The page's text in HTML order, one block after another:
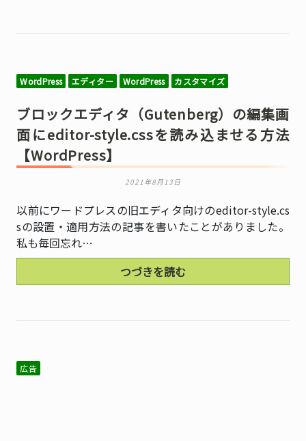
WordPress エディター WordPress カスタマイズ
ブロックエディタ（Gutenberg）の編集画
面にeditor-style.cssを読み込ませる方法
【WordPress】
2021年8月13日
以前にワードプレスの旧エディタ向けのeditor-style.cs
sの設置・適用方法の記事を書いたことがありました。
私も毎回忘れ…
つづきを読む
広告